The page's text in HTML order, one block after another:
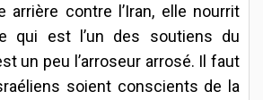
arrière contre l’Iran, elle nourrit
qui est l’un des soutiens du
un peu l’arroseur arrosé. Il faut
soient conscients de la